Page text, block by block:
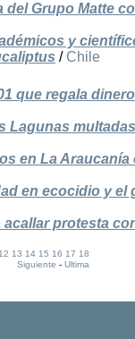
Grupo Matte
y
/ Chile
que regala
Lagunas
en La
en ecocidio y
protesta
13 14 15 16 17 18
Siguiente -Ultima